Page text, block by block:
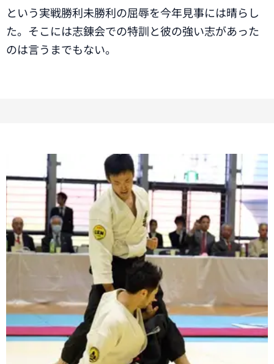
という実戦勝利未勝利の屈辱を今年見事には晴らし
た。そこには志錬会での特訓と彼の強い志があった
のは言うまでもない。